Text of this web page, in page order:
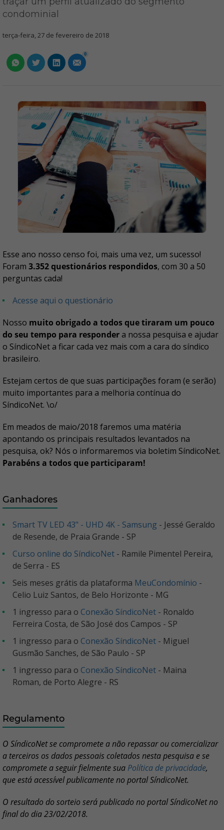
condominial
terça-feira, 27 de fevereiro de 2018
0
Esse ano nosso censo foi, mais uma vez, um sucesso!
Foram 3.352 questionários respondidos, com 30 a 50
perguntas cada!
Acesse aqui o questionário
Nosso muito obrigado a todos que tiraram um pouco
do seu tempo para respondera nossa pesquisa e ajudar
o SíndicoNet a ficar cada vez mais com a cara do síndico
brasileiro.
Estejam certos de que suas participações foram (e serão)
muito importantes para a melhoria contínua do
SíndicoNet. \o/
Em meados de maio/2018 faremos uma matéria
apontando os principais resultados levantados na
pesquisa, ok? Nós o informaremos via boletim SíndicoNet.
Parabéns a todos que participaram!
Ganhadores
Smart TV LED 43" - UHD 4K - Samsung - Jessé Geraldo
de Resende, de Praia Grande - SP
Curso online do SíndicoNet - Ramile Pimentel Pereira,
de Serra - ES
Seis meses grátis da plataforma MeuCondomínio -
Celio Luiz Santos, de Belo Horizonte - MG
1 ingresso para o Conexão SíndicoNet - Ronaldo
Ferreira Costa, de São José dos Campos - SP
1 ingresso para o Conexão SíndicoNet - Miguel
Gusmão Sanches, de São Paulo - SP
1 ingresso para o Conexão SíndicoNet - Maina
Roman, de Porto Alegre - RS
Regulamento
O SíndicoNet se compromete a não repassar ou comercializar
a terceiros os dados pessoais coletados nesta pesquisa e se
compromete a seguir fielmente sua Política de privacidade,
que está acessível publicamente no portal SíndicoNet.
O resultado do sorteio será publicado no portal SíndicoNet no
final do dia 23/02/2018.